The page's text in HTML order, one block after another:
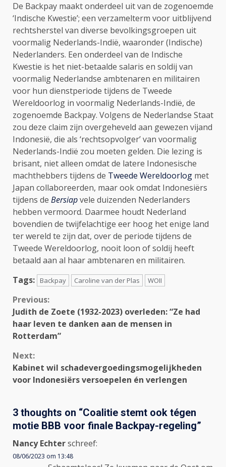
De Backpay maakt onderdeel uit van de zogenoemde
‘Indische Kwestie’; een verzamelterm voor uitblijvend
rechtsherstel van diverse bevolkingsgroepen uit
voormalig Nederlands-Indië, waaronder (Indische)
Nederlanders. Een onderdeel van de Indische
Kwestie is het niet-betaalde salaris en soldij van
voormalig Nederlandse ambtenaren en militairen
voor hun dienstperiode tijdens de Tweede
Wereldoorlog in voormalig Nederlands-Indië, de
zogenoemde Backpay. Volgens de Nederlandse Staat
zou deze claim zijn overgeheveld aan gewezen vijand
Indonesië, die als ‘rechtsopvolger’ van voormalig
Nederlands-Indië zou moeten gelden. Die lezing is
brisant, niet alleen omdat de latere Indonesische
machthebbers tijdens de Tweede Wereldoorlog met
Japan collaboreerden, maar ook omdat Indonesiërs
tijdens de Bersiapvele duizenden Nederlanders
hebben vermoord. Daarmee houdt Nederland
bovendien de twijfelachtige eer hoog het enige land
ter wereld te zijn dat, over de periode tijdens de
Tweede Wereldoorlog, nooit loon of soldij heeft
betaald aan al haar ambtenaren en militairen.
Tags:
Backpay Caroline van der Plas WOII
Continue
Reading
Previous:
Judith de Zoete (1932-2023) overleden: “Ze had
haar leven te danken aan de mensen in
Rotterdam”
Next:
Kabinet wil schadevergoedingsmogelijkheden
voor Indonesiërs versoepelen én verlengen
3 thoughts on “Coalitie stemt ook tégen
motie BBB voor finale Backpay-regeling”
Nancy Echterschreef:
08/06/2023 om 13:48